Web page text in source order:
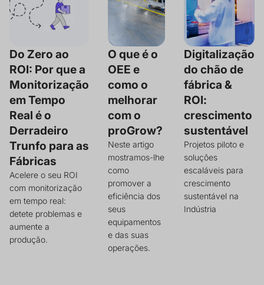
Do Zero ao
ROI: Por que a
Monitorização
em Tempo
Real é o
Derradeiro
Trunfo para as
Fábricas
Acelere o seu ROI
com monitorização
em tempo real:
detete problemas e
aumente a
produção.
O que é o
OEE e
como o
melhorar
com o
proGrow?
Neste artigo
mostramos-lhe
como
promover a
eficiência dos
seus
equipamentos
e das suas
operações.
Digitalização
do chão de
fábrica &
ROI:
crescimento
sustentável
Projetos piloto e
soluções
escaláveis para
crescimento
sustentável na
Indústria